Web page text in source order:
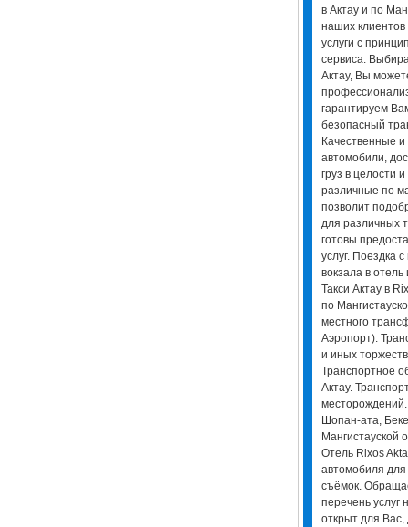
в Актау и по
наших
услуги с
сервиса.
Актау, Вы
гарантируем
безопасный
Качественные
автомобили,
груз в целости
различные по
позволит
для различных
готовы
услуг. Поездка
вокзала в
Такси Актау в
по
местного
Аэропорт).
и иных
Транспортное
Актау.
Шопан-ата,
Мангистауской
Отель Rixos
автомобиля
съёмок.
перечень услуг
открыт для